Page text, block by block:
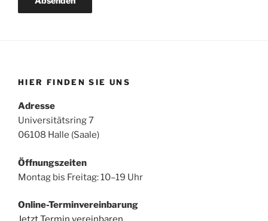
HIER FINDEN SIE UNS
Adresse
Universitätsring 7
06108 Halle (Saale)
Öffnungszeiten
Montag bis Freitag: 10–19 Uhr
Online-Terminvereinbarung